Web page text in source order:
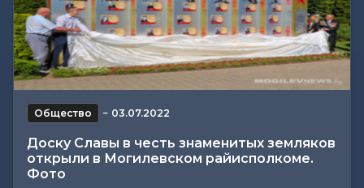
Общество − 03.07.2022
Доску Славы в честь знаменитых земляков
открыли в Могилевском райисполкоме.
Фото